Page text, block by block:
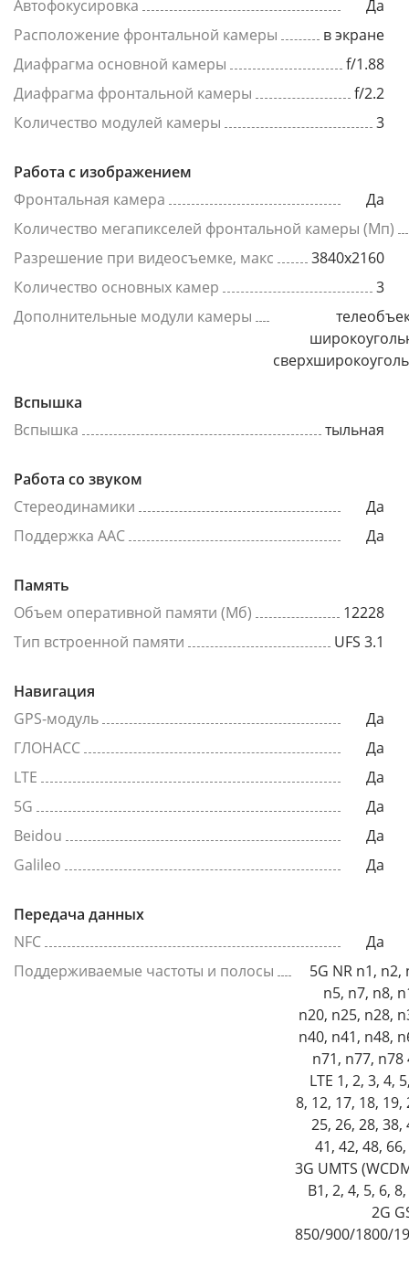
Автофокусировка
Да
Расположение фронтальной камеры
в экране
Диафрагма основной камеры
f/1.88
Диафрагма фронтальной камеры
f/2.2
Количество модулей камеры
3
Работа с изображением
Фронтальная камера
Да
Количество мегапикселей фронтальной камеры (Мп)
Разрешение при видеосъемке, макс
3840x2160
Количество основных камер
3
Дополнительные модули камеры
Вспышка
Вспышка
тыльная
Работа со звуком
Стереодинамики
Да
Поддержка AAC
Да
Память
Объем оперативной памяти (Мб)
12228
Тип встроенной памяти
UFS 3.1
Навигация
GPS-модуль
Да
ГЛОНАСС
Да
LTE
Да
5G
Да
Beidou
Да
Galileo
Да
Передача данных
NFC
Да
Поддерживаемые частоты и полосы
5G NR n1, n2,
n5, n7, n8,
n20, n25, n28,
n40, n41, n48,
n71, n77, n78
LTE 1, 2, 3, 4,
8, 12, 17, 18, 19,
25, 26, 28, 38,
41, 42, 48,
3G UMTS
B1, 2, 4, 5, 6,
2G
850/900/1800/